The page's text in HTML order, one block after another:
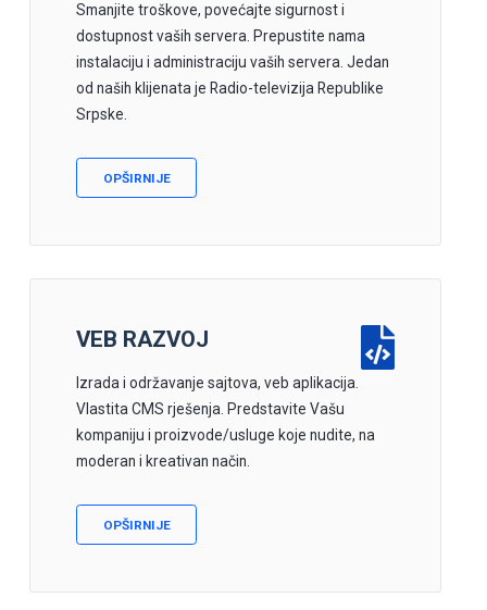
Smanjite troškove, povećajte sigurnost i
dostupnost vaših servera. Prepustite nama
instalaciju i administraciju vaših servera. Jedan
od naših klijenata je Radio-televizija Republike
Srpske.
OPŠIRNIJE
VEB RAZVOJ
Izrada i održavanje sajtova, veb aplikacija.
Vlastita CMS rješenja. Predstavite Vašu
kompaniju i proizvode/usluge koje nudite, na
moderan i kreativan način.
OPŠIRNIJE